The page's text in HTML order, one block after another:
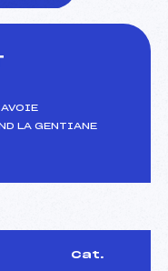
LA GENTIANE
Cat.